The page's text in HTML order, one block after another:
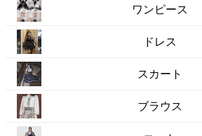
ワンピース
ドレス
スカート
ブラウス